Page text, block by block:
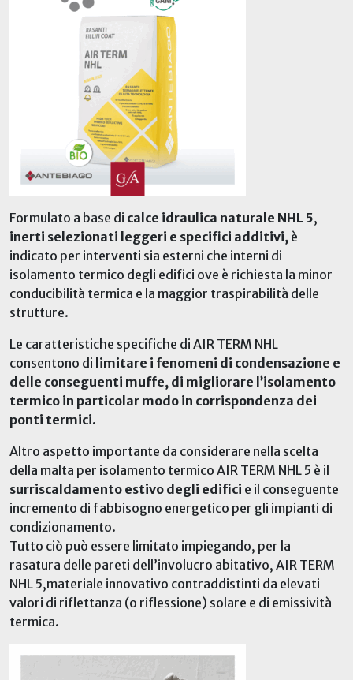
Formulato a base di calce idraulica naturale NHL 5,
inerti selezionati leggeri e specifici additivi, è
indicato per interventi sia esterni che interni di
isolamento termico degli edifici ove è richiesta la minor
conducibilità termica e la maggior traspirabilità delle
strutture.
Le caratteristiche specifiche di AIR TERM NHL
consentono di limitare i fenomeni di condensazione e
delle conseguenti muffe, di migliorare l’isolamento
termico in particolar modo in corrispondenza dei
ponti termici.
Altro aspetto importante da considerare nella scelta
della malta per isolamento termico AIR TERM NHL 5 è il
surriscaldamento estivo degli edifici e il conseguente
incremento di fabbisogno energetico per gli impianti di
condizionamento.
Tutto ciò può essere limitato impiegando, per la
rasatura delle pareti dell’involucro abitativo, AIR TERM
NHL 5,materiale innovativo contraddistinti da elevati
valori di riflettanza (o riflessione) solare e di emissività
termica.